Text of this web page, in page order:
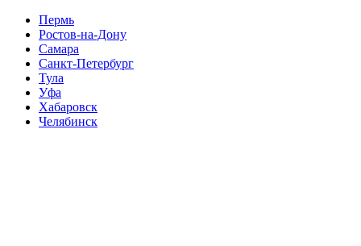
Пермь
Ростов-на-Дону
Самара
Санкт-Петербург
Тула
Уфа
Хабаровск
Челябинск